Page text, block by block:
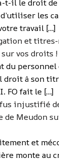
t-il le droit
les
travail […]
et
vos droits !
du personnel
à son
FO fait le […]
injustifié
de Meudon
et
monte au